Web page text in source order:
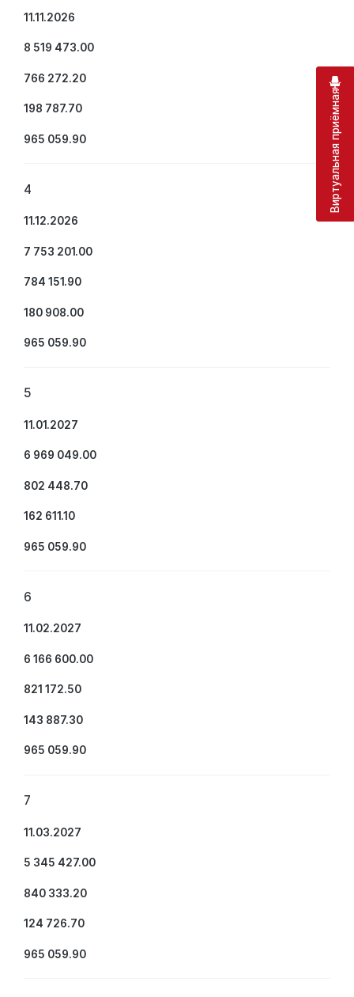
11.11.2026
8 519 473.00
766 272.20
198 787.70
965 059.90
4
11.12.2026
7 753 201.00
784 151.90
180 908.00
965 059.90
5
11.01.2027
6 969 049.00
802 448.70
162 611.10
965 059.90
6
11.02.2027
6 166 600.00
821 172.50
143 887.30
965 059.90
7
11.03.2027
5 345 427.00
840 333.20
124 726.70
965 059.90
Виртуальная приёмная